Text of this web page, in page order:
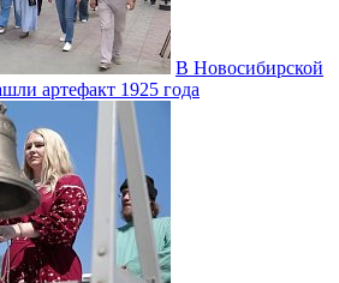
В Новосибирской
артефакт 1925 года